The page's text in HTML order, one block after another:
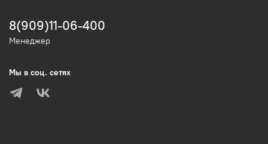
8(909)11-06-400
Менеджер
Мы в соц. сетях